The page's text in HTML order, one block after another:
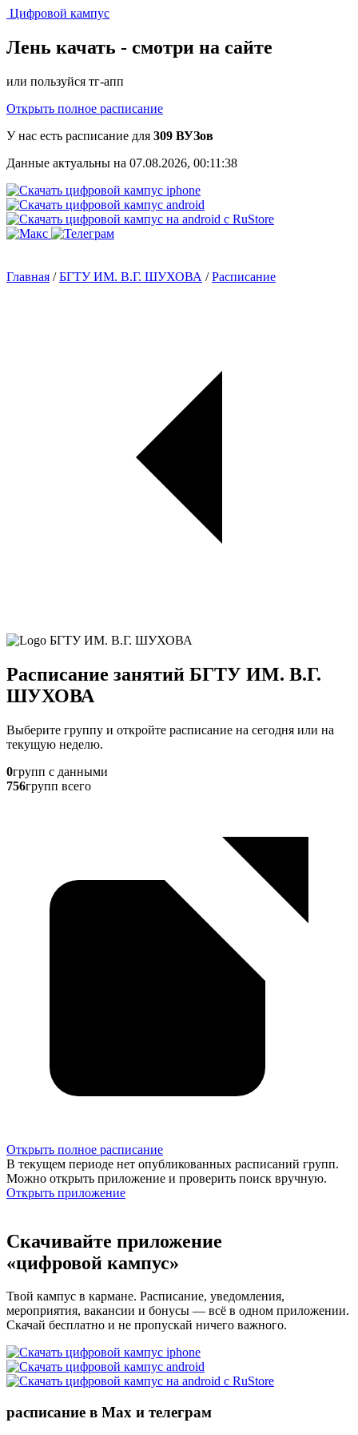
Цифровой кампус
Лень качать - смотри на сайте
или пользуйся тг-апп
Открыть полное расписание
У нас есть расписание для 309 ВУЗов
Данные актуальны на 07.08.2026, 00:11:38
Главная /БГТУ ИМ. В.Г. ШУХОВА /Расписание
Расписание занятий БГТУ ИМ. В.Г.
ШУХОВА
Выберите группу и откройте расписание на сегодня или на
текущую неделю.
0групп с данными
756групп всего
Открыть полное расписание
В текущем периоде нет опубликованных расписаний групп.
Можно открыть приложение и проверить поиск вручную.
Открыть приложение
Скачивайте приложение
«цифровой кампус»
Твой кампус в кармане. Расписание, уведомления,
мероприятия, вакансии и бонусы — всё в одном приложении.
Скачай бесплатно и не пропускай ничего важного.
расписание в Max и телеграм